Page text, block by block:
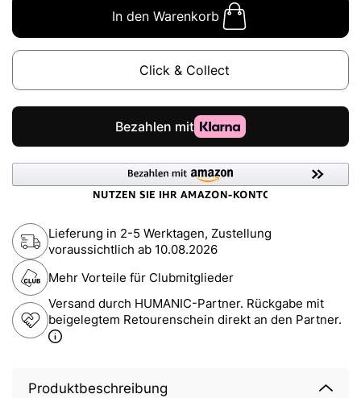
In den Warenkorb
Click & Collect
Lieferung in 2-5 Werktagen, Zustellung
voraussichtlich ab 10.08.2026
Mehr Vorteile für Clubmitglieder
Versand durch HUMANIC-Partner. Rückgabe mit
beigelegtem Retourenschein direkt an den Partner.
Produktbeschreibung